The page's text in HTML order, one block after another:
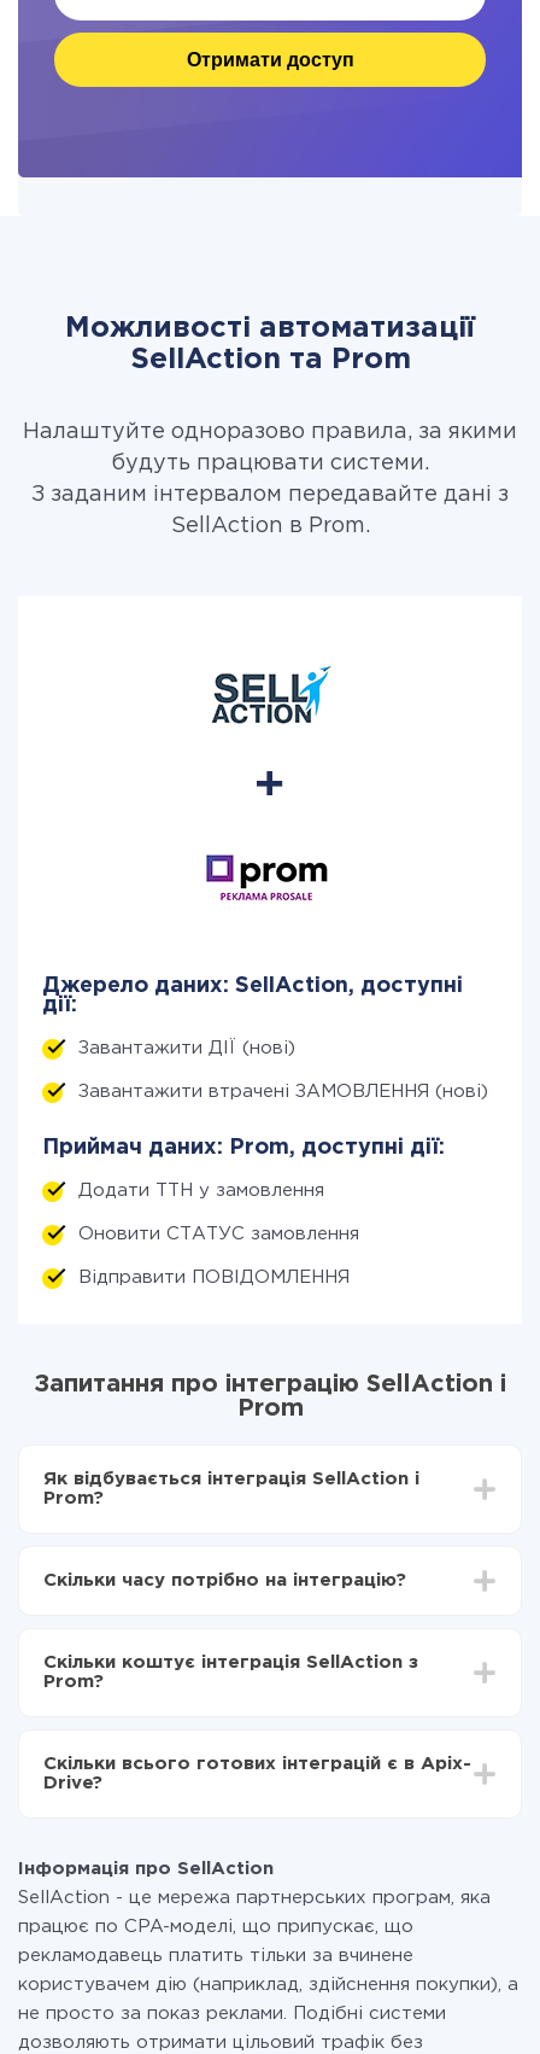
Отримати доступ
Можливості автоматизації
SellAction та Prom
Налаштуйте одноразово правила, за якими
будуть працювати системи.
З заданим інтервалом передавайте дані з
SellAction в Prom.
Джерело даних: SellAction, доступні
дії:
Завантажити ДІЇ (нові)
Завантажити втрачені ЗАМОВЛЕННЯ (нові)
Приймач даних: Prom, доступні дії:
Додати ТТН у замовлення
Оновити СТАТУС замовлення
Відправити ПОВІДОМЛЕННЯ
Запитання про інтеграцію SellAction і
Prom
Як відбувається інтеграція SellAction і
Prom?
Вибираєте які дані передавати з SellAction в Prom
SellAction в Prom
Скільки часу потрібно на інтеграцію?
становити від 5-ти до 30-хвилин. У середньому
налаштування займає 10-15 хвилин.
Скільки коштує інтеграція SellAction з
Prom?
Ви оплачуєте лише кількість даних, які за фактом
передаються з однієї вашої системи в іншу через
при необхідності. Детальніше про
Скільки всього готових інтеграцій є в Apix-
Drive?
Інформація про SellAction
SellAction - це мережа партнерських програм, яка
працює по CPA-моделі, що припускає, що
рекламодавець платить тільки за вчинене
користувачем дію (наприклад, здійснення покупки), а
не просто за показ реклами. Подібні системи
дозволяють отримати цільовий трафік без